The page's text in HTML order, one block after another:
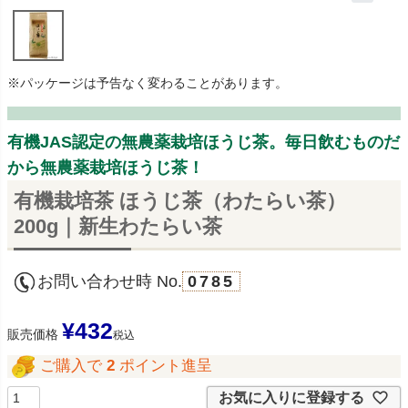
※パッケージは予告なく変わることがあります。
有機JAS認定の無農薬栽培ほうじ茶。毎日飲むものだ
から無農薬栽培ほうじ茶！
有機栽培茶 ほうじ茶（わたらい茶）
200g｜新生わたらい茶
お問い合わせ時 No. 0785
販売価格 ¥432税込
ご購入で 2 ポイント進呈
お気に入りに登録する